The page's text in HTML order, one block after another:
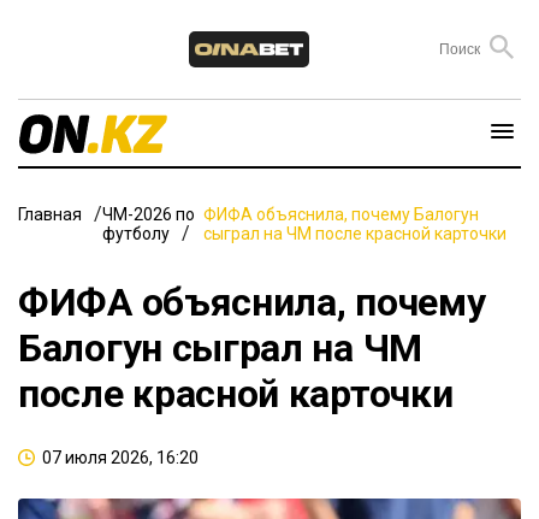
Главная
ЧМ-2026 по
футболу
ФИФА объяснила, почему Балогун
сыграл на ЧМ после красной карточки
ФИФА объяснила, почему
Балогун сыграл на ЧМ
после красной карточки
07 июля 2026, 16:20